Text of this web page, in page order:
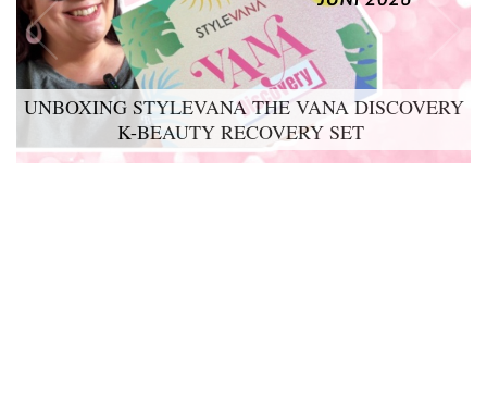
UNBOXING STYLEVANA THE VANA DISCOVERY
K-BEAUTY RECOVERY SET